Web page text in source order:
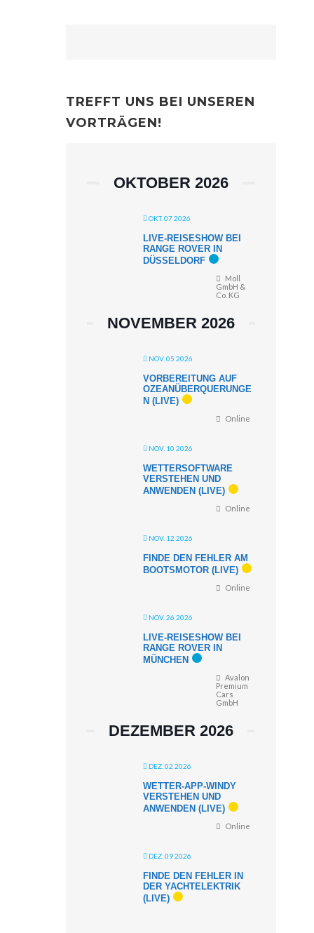
TREFFT UNS BEI UNSEREN
VORTRÄGEN!
OKTOBER 2026
OKT. 07 2026
LIVE-REISESHOW BEI
RANGE ROVER IN
DÜSSELDORF
Moll
GmbH &
Co. KG
NOVEMBER 2026
NOV. 05 2026
VORBEREITUNG AUF
OZEANÜBERQUERUNGE
N (LIVE)
Online
NOV. 10 2026
WETTERSOFTWARE
VERSTEHEN UND
ANWENDEN (LIVE)
Online
NOV. 12 2026
FINDE DEN FEHLER AM
BOOTSMOTOR (LIVE)
Online
NOV. 26 2026
LIVE-REISESHOW BEI
RANGE ROVER IN
MÜNCHEN
Avalon
Premium
Cars
GmbH
DEZEMBER 2026
DEZ. 02 2026
WETTER-APP-WINDY
VERSTEHEN UND
ANWENDEN (LIVE)
Online
DEZ. 09 2026
FINDE DEN FEHLER IN
DER YACHTELEKTRIK
(LIVE)